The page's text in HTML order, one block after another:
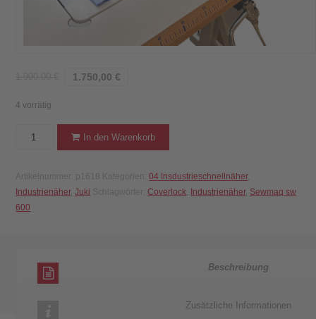
1.750,00€
4 vorrätig
Juki
C
Industrienähmaschine
(komplett
Gestelle)
Menge
In den Warenkorb
Artikelnummer: p1618 Kategorien:04 Insdustrieschnellnäher,
Industrienäher,Juki Schlagwörter:Coverlock Industrienäher, Sewmaq sw
600
Beschreibung
Zusätzliche Informationen